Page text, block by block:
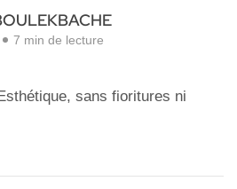
7 min de lecture